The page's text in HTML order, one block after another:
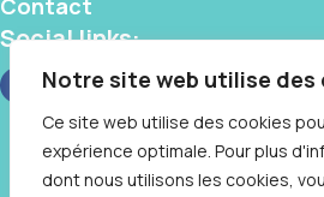
Notre site web utilise des
Ce site web utilise des cookies
expérience optimale. Pour plus
dont nous utilisons les cookies,
Contact
Social links:
BeautyMall © 2025 By IT CLUB ❤️,